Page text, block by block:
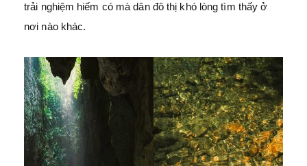
trải nghiệm hiếm có mà dân đô thị khó lòng tìm thấy ở
nơi nào khác.